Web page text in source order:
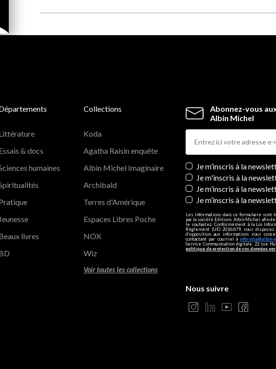
Abonnez-vous
Albin Michel
Newsletters
Je m’inscris à la
Je m'inscris à la
Je m’inscris à la
Je m’inscris à la
Les informations dans ce formulaire
par la société Editions Albin Michel, afin
le souhaitez. Conformément à la Loi
Règlement (UE) 2016/679, vous
d’opposition aux informations vous
contactant par courriel àinfo-site@albin-
Service Communication digitale, 22 rue
politique de protection de vos données
& docs
humaines
Jeunesse
livres
Collections
Koda
Agatha Raisin enquête
Albin Michel Imaginaire
Archibald
Terres d'Amérique
Espaces Libres Poche
NOX
Wiz
Voir toutes les collections
Nous suivre